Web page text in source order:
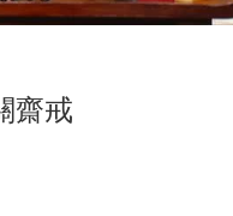
齋戒